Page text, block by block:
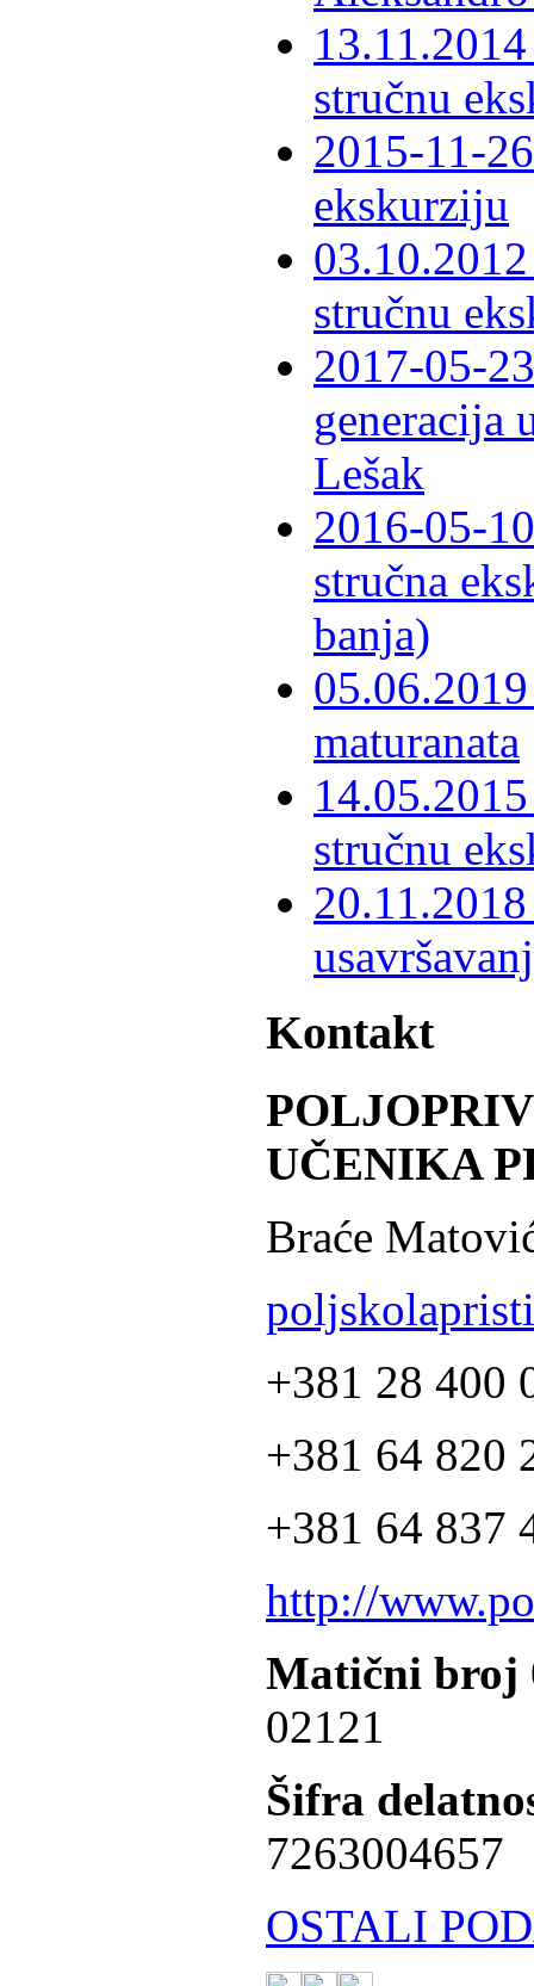
stručnu
2015-11-
ekskurziju
stručnu
2017-05-
generacija
Lešak
2016-05-
stručna
banja)
maturanata
stručnu
Kontakt
UČENIKA
Braće
+381 28 400
+381 64 820
+381 64 837
http://
Matični broj
02121
Šifra
7263004657
OSTALI